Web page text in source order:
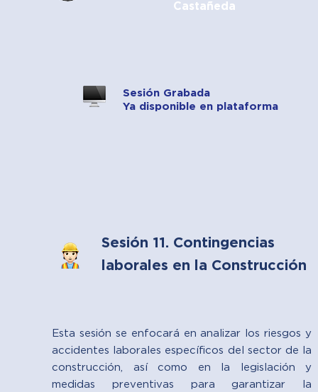
Castañeda
Sesión Grabada
Ya disponible en plataforma
Sesión 11. Contingencias
laborales en la Construcción
Esta sesión se enfocará en analizar los riesgos y
accidentes laborales específicos del sector de la
construcción, así como en la legislación y
medidas preventivas para garantizar la